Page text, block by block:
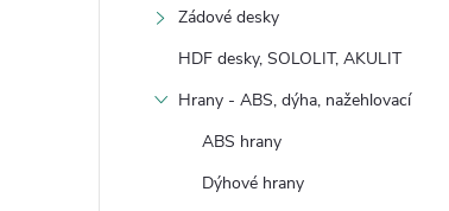
Zádové desky
HDF desky, SOLOLIT, AKULIT
Hrany - ABS, dýha, nažehlovací
ABS hrany
Dýhové hrany